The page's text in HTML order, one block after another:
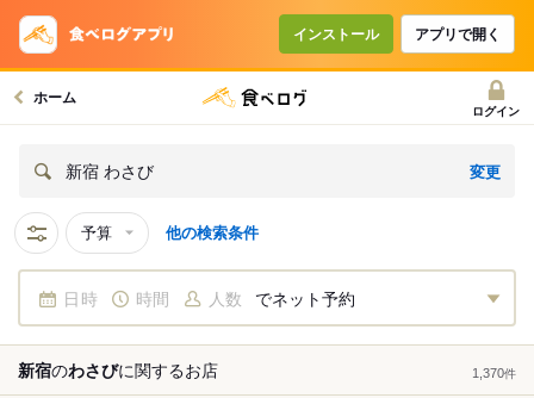
インストール アプリで開く
ホーム
ログイン
新宿 わさび 変更
予算 他の検索条件
日時 時間 人数 でネット予約
新宿のわさびに関するお店 1,370件